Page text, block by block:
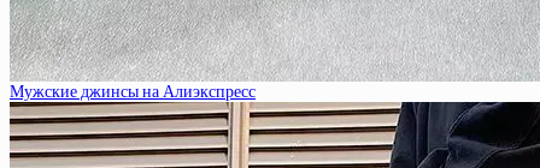
Мужские джинсы на Алиэкспресс